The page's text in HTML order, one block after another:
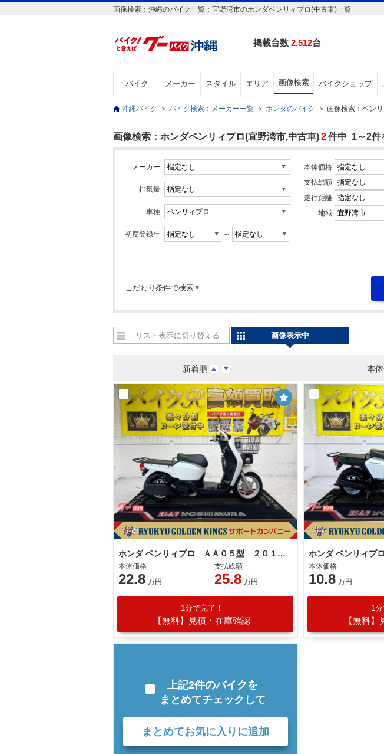
画像検索：沖縄のバイク一覧：宜野湾市のホンダベンリィプロ(中古車)一覧
掲載台数 2,512台
バイク メーカー スタイル エリア 画像検索 バイクショップ
沖縄バイク ＞ バイク検索：メーカー一覧 ＞ ホンダのバイク ＞ 画像検索：ベン
画像検索：ホンダベンリィプロ(宜野湾市,中古車)2件中 1～2件
メーカー
排気量
車種
初度登録年 ～
本体価格
支払総額
走行距離
地域
こだわり条件で検索
新着順 本
リスト表示に切り替える 画像表示中
ホンダ ベンリィプロ ＡＡ０５型 ２０１８年モデル リアキャリア 前カゴ ナックルガード サイドスタンド
本体価格
22.8 万円
支払総額
25.8 万円
1分で完了！
【無料】見積・在庫確認
本体価格
10.8 万円
1分
【無料
上記2件のバイクを
まとめてチェックして
まとめてお気に入りに追加